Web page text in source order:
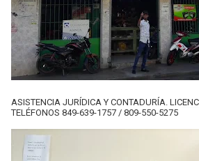
ASISTENCIA JURÍDICA Y CONTADURÍA.
TELÉFONOS 849-639-1757 / 809-550-5275